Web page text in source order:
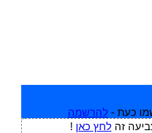
כעת - להרשמה
זהלחץ כאן !